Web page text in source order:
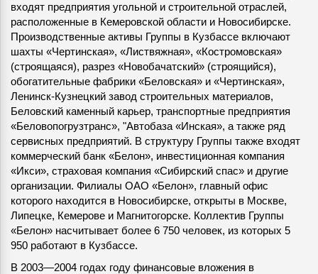
входят предприятия угольной и строительной отраслей,
расположенные в Кемеровской области и Новосибирске.
Производственные активы Группы в Кузбассе включают
шахты «Чертинская», «Листвяжная», «Костромовская»
(строящаяся), разрез «Новобачатский» (строящийся),
обогатительные фабрики «Беловская» и «Чертинская»,
Ленинск-Кузнецкий завод строительных материалов,
Беловский каменный карьер, транспортные предприятия
«Беловопогрузтранс», "Автобаза «Инская», а также ряд
сервисных предприятий. В структуру Группы также входят
коммерческий банк «Белон», инвестиционная компания
«Икси», страховая компания «Сибирский спас» и другие
организации. Филиалы ОАО «Белон», главный офис
которого находится в Новосибирске, открыты в Москве,
Липецке, Кемерове и Магнитогорске. Коллектив Группы
«Белон» насчитывает более 6 750 человек, из которых 5
950 работают в Кузбассе.
В 2003—2004 годах году финансовые вложения в